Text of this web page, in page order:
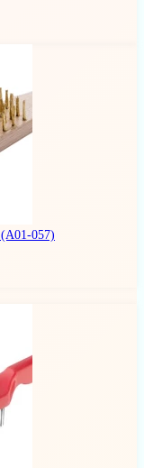
(А01-057)